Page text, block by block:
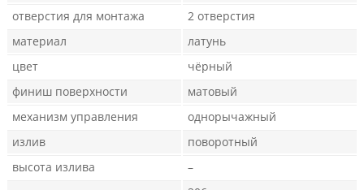
отверстия для монтажа
2 отверстия
материал
латунь
цвет
чёрный
финиш поверхности
матовый
механизм управления
однорычажный
излив
поворотный
высота излива
–